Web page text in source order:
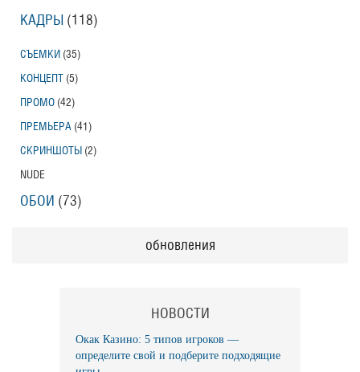
КАДРЫ (118)
СЪЕМКИ (35)
КОНЦЕПТ (5)
ПРОМО (42)
ПРЕМЬЕРА (41)
СКРИНШОТЫ (2)
NUDE
ОБОИ (73)
обновления
НОВОСТИ
Окак Казино: 5 типов игроков —
определите свой и подберите подходящие